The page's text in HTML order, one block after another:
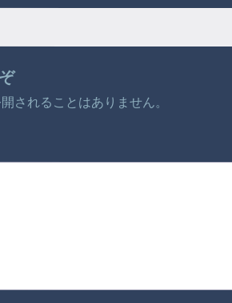
されることはありません。